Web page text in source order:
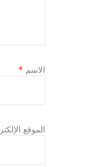
الاسم *
الموقع